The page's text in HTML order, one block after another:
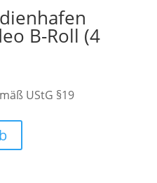
B-Roll (4
UStG §19